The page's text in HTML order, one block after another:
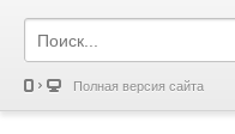
Полная версия сайта